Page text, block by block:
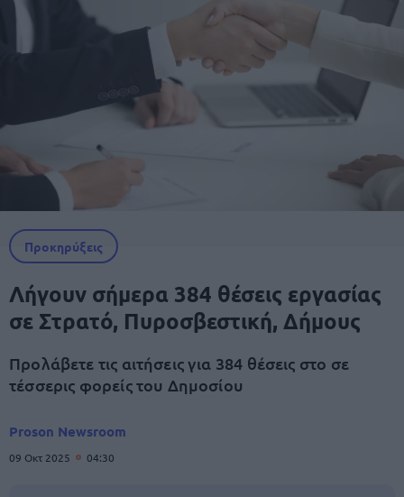
Προκηρύξεις
Λήγουν σήμερα 384 θέσεις εργασίας
σε Στρατό, Πυροσβεστική, Δήμους
Προλάβετε τις αιτήσεις για 384 θέσεις στο σε
τέσσερις φορείς του Δημοσίου
Proson Newsroom
09 Οκτ 2025 04:30